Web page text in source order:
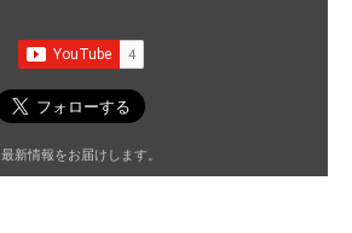
最新情報をお届けします。